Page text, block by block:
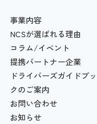
事業内容
NCSが選ばれる理由
コラム/イベント
提携パートナー企業
ドライバーズガイドブッ
クのご案内
お問い合わせ
お知らせ